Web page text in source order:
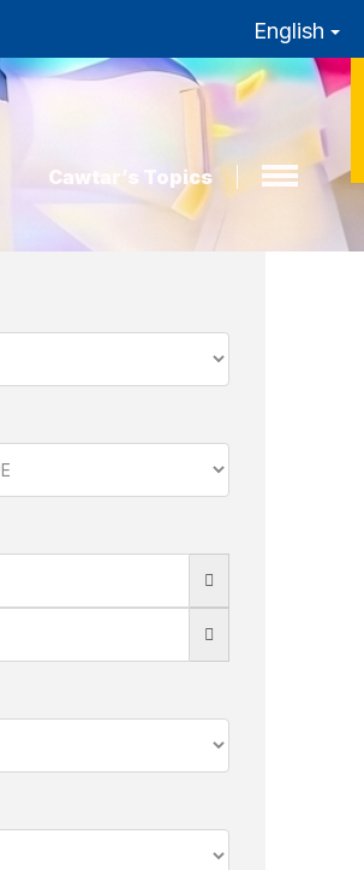
English
Cawtar’s Topics